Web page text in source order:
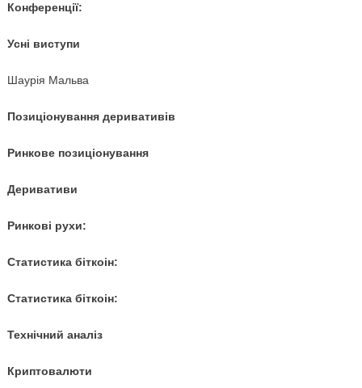
Конференції:
Усні виступи
Шаурія Мальва
Позиціонування деривативів
Ринкове позиціонування
Деривативи
Ринкові рухи:
Статистика біткоін:
Статистика біткоін:
Технічний аналіз
Криптовалюти